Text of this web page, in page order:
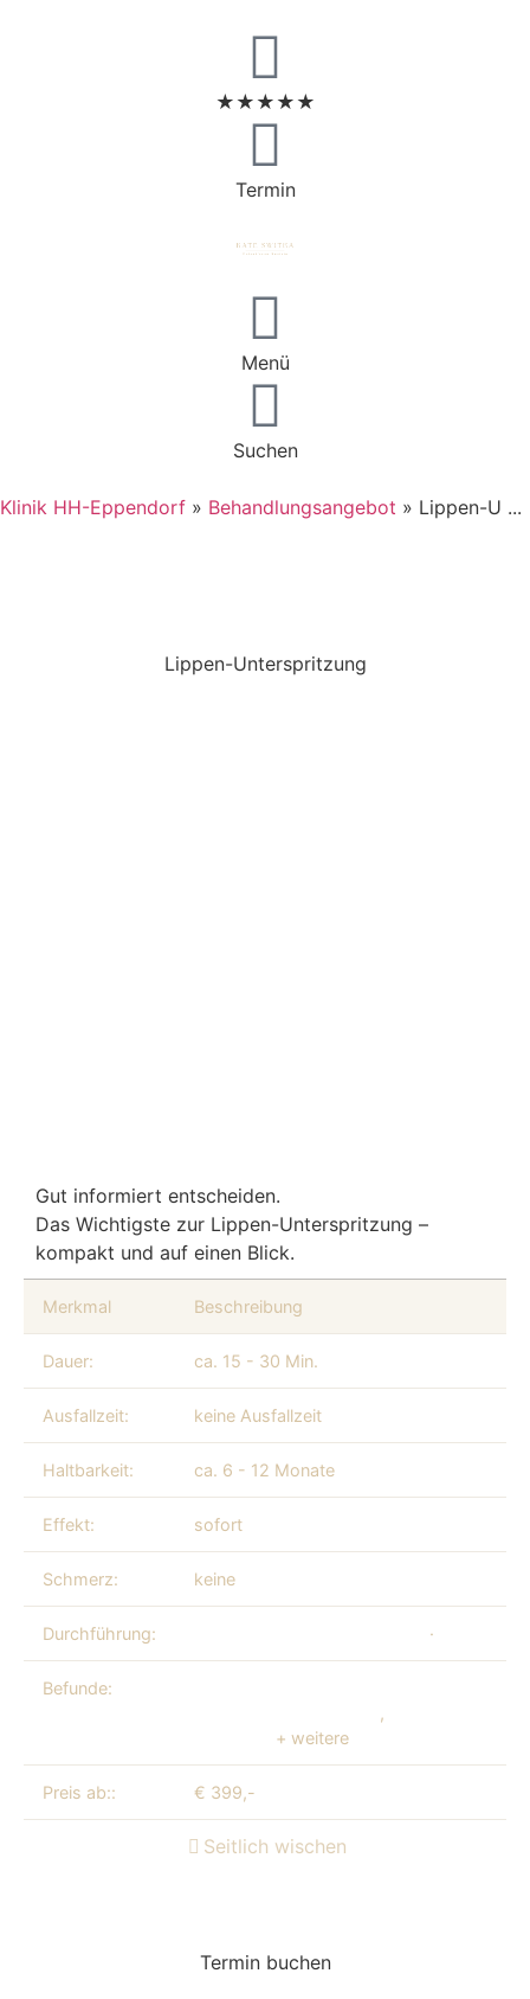
★★★★★
Termin
Menü
Suchen
Klinik HH-Eppendorf » Behandlungsangebot » Lippen-U ...
Lippen-Unterspritzung
Gut informiert entscheiden.
Das Wichtigste zur Lippen-Unterspritzung –
kompakt und auf einen Blick.
Merkmal Beschreibung
Dauer: ca. 15 - 30 Min.
Ausfallzeit: keine Ausfallzeit
Haltbarkeit: ca. 6 - 12 Monate
Effekt: sofort
Schmerz: keine
Durchführung: ·
Befunde:
,
+ weitere
Preis ab:: € 399,-
Seitlich wischen
Termin buchen